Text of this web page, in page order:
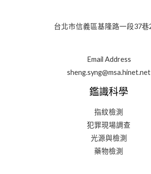
台北市信義區基隆路一段37巷
Email Address
sheng.syng@msa.hinet.net
鑑識科學
指紋檢測
犯罪現場調查
光源與檢測
藥物檢測